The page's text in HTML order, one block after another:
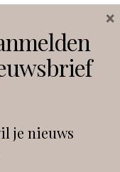
je nieuws
×